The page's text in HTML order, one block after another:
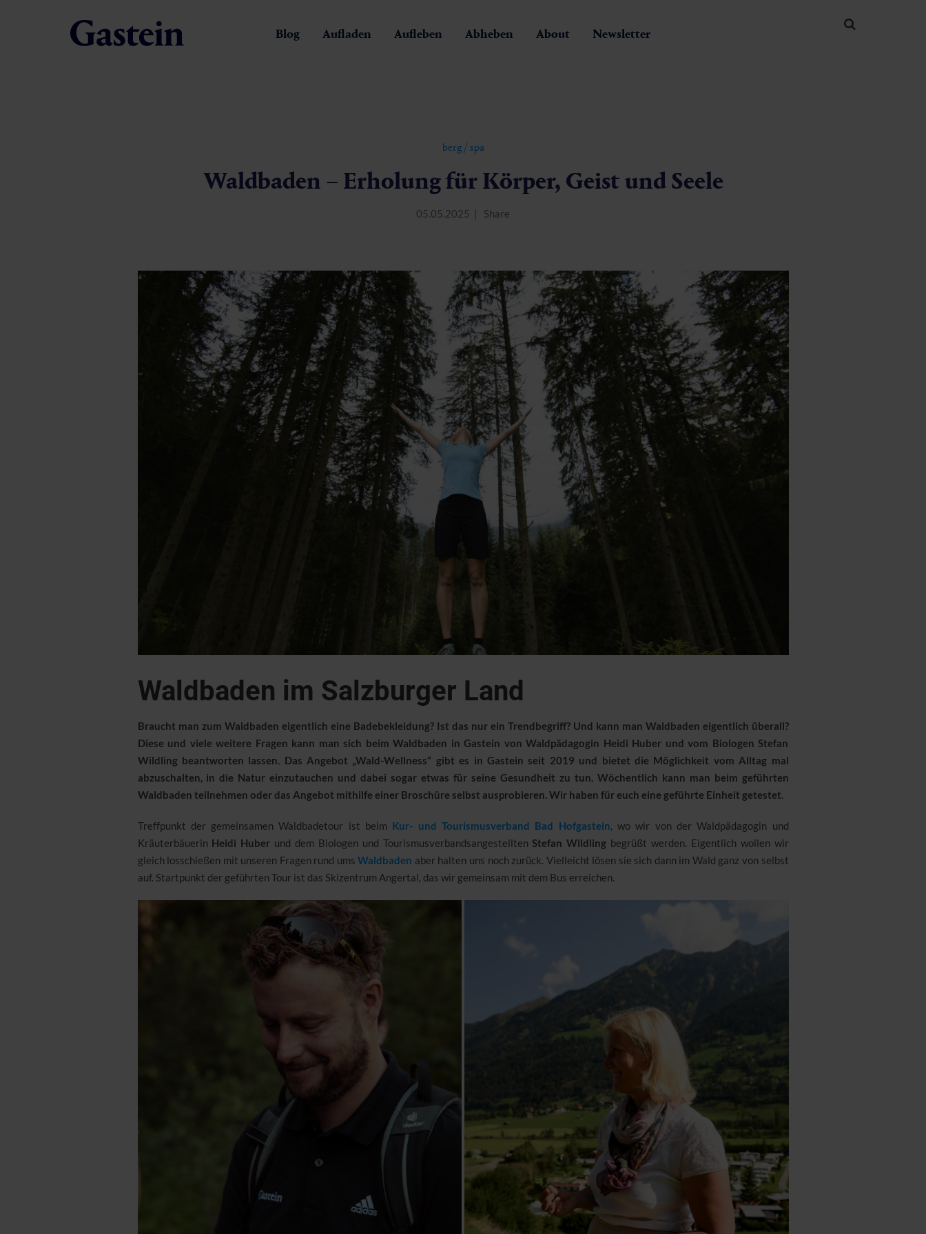
Blog Aufladen Aufleben Abheben About Newsletter
berg/ spa
Waldbaden – Erholung für Körper, Geist und Seele
05.05.2025 Share
Waldbaden im Salzburger Land
Braucht man zum Waldbaden eigentlich eine Badebekleidung? Ist das nur ein Trendbegriff? Und kann man Waldbaden eigentlich überall?
Diese und viele weitere Fragen kann man sich beim Waldbaden in Gastein von Waldpädagogin Heidi Huber und vom Biologen Stefan
Wildling beantworten lassen. Das Angebot „Wald-Wellness“ gibt es in Gastein seit 2019 und bietet die Möglichkeit vom Alltag mal
abzuschalten, in die Natur einzutauchen und dabei sogar etwas für seine Gesundheit zu tun. Wöchentlich kann man beim geführten
Waldbaden teilnehmen oder das Angebot mithilfe einer Broschüre selbst ausprobieren. Wir haben für euch eine geführte Einheit getestet.
Treffpunkt der gemeinsamen Waldbadetour ist beim Kur- und Tourismusverband Bad Hofgastein, wo wir von der Waldpädagogin und
Kräuterbäuerin Heidi Huber und dem Biologen und TourismusverbandsangestelltenStefan Wildling begrüßt werden. Eigentlich wollen wir
gleich losschießen mit unseren Fragen rund umsWaldbaden aber halten uns noch zurück. Vielleicht lösen sie sich dann im Wald ganz von selbst
auf. Startpunkt der geführten Tour ist das Skizentrum Angertal, das wir gemeinsam mit dem Bus erreichen.